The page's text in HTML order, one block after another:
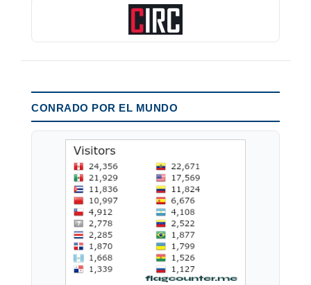
CONRADO POR EL MUNDO